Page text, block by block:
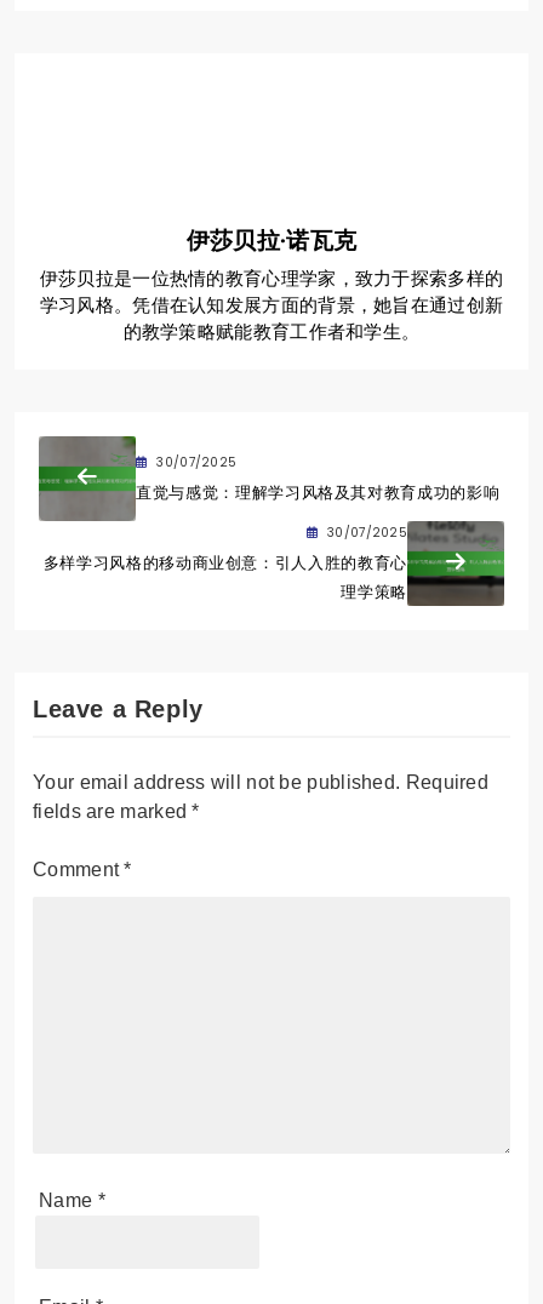
伊莎贝拉·诺瓦克
伊莎贝拉是一位热情的教育心理学家，致力于探索多样的
学习风格。凭借在认知发展方面的背景，她旨在通过创新
的教学策略赋能教育工作者和学生。
30/07/2025
直觉与感觉：理解学习风格及其对教育成功的影响
30/07/2025
多样学习风格的移动商业创意：引人入胜的教育心
理学策略
Leave a Reply
Your email address will not be published. Required
fields are marked*
Comment*
Name *